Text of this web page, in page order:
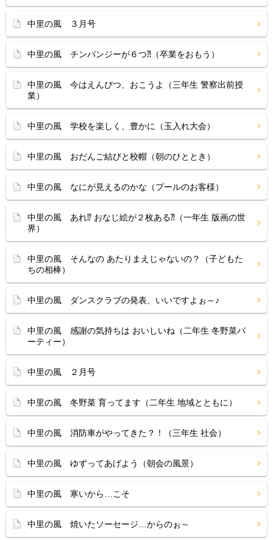
中里の風 ３月号
中里の風 チンパンジーが６つ⁈（卒業をおもう）
中里の風 今はえんぴつ、おこうよ（三年生 警察出前授
業）
中里の風 学校を楽しく、豊かに（玉入れ大会）
中里の風 おだんご結びと校帽（朝のひととき）
中里の風 なにが見えるのかな（プールのお客様）
中里の風 あれ⁉ おなじ絵が２枚ある⁈（一年生 版画の世
界）
中里の風 そんなの あたりまえじゃないの？（子どもた
ちの相棒）
中里の風 ダンスクラブの発表、いいですよぉ～♪
中里の風 感謝の気持ちは おいしいね（二年生 冬野菜パ
ーティー）
中里の風 ２月号
中里の風 冬野菜 育ってます（二年生 地域とともに）
中里の風 消防車がやってきた？！（三年生 社会）
中里の風 ゆずってあげよう（朝会の風景）
中里の風 寒いから…こそ
中里の風 焼いたソーセージ…からのぉ～